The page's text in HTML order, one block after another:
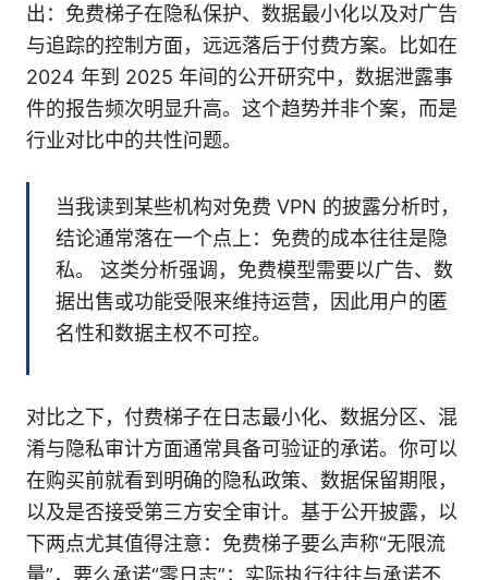
出：免费梯子在隐私保护、数据最小化以及对广告
与追踪的控制方面，远远落后于付费方案。比如在
2024 年到 2025 年间的公开研究中，数据泄露事
件的报告频次明显升高。这个趋势并非个案，而是
行业对比中的共性问题。
当我读到某些机构对免费 VPN 的披露分析时，
结论通常落在一个点上：免费的成本往往是隐
私。 这类分析强调，免费模型需要以广告、数
据出售或功能受限来维持运营，因此用户的匿
名性和数据主权不可控。
对比之下，付费梯子在日志最小化、数据分区、混
淆与隐私审计方面通常具备可验证的承诺。你可以
在购买前就看到明确的隐私政策、数据保留期限，
以及是否接受第三方安全审计。基于公开披露，以
下两点尤其值得注意：免费梯子要么声称“无限流
量”，要么承诺“零日志”；实际执行往往与承诺不